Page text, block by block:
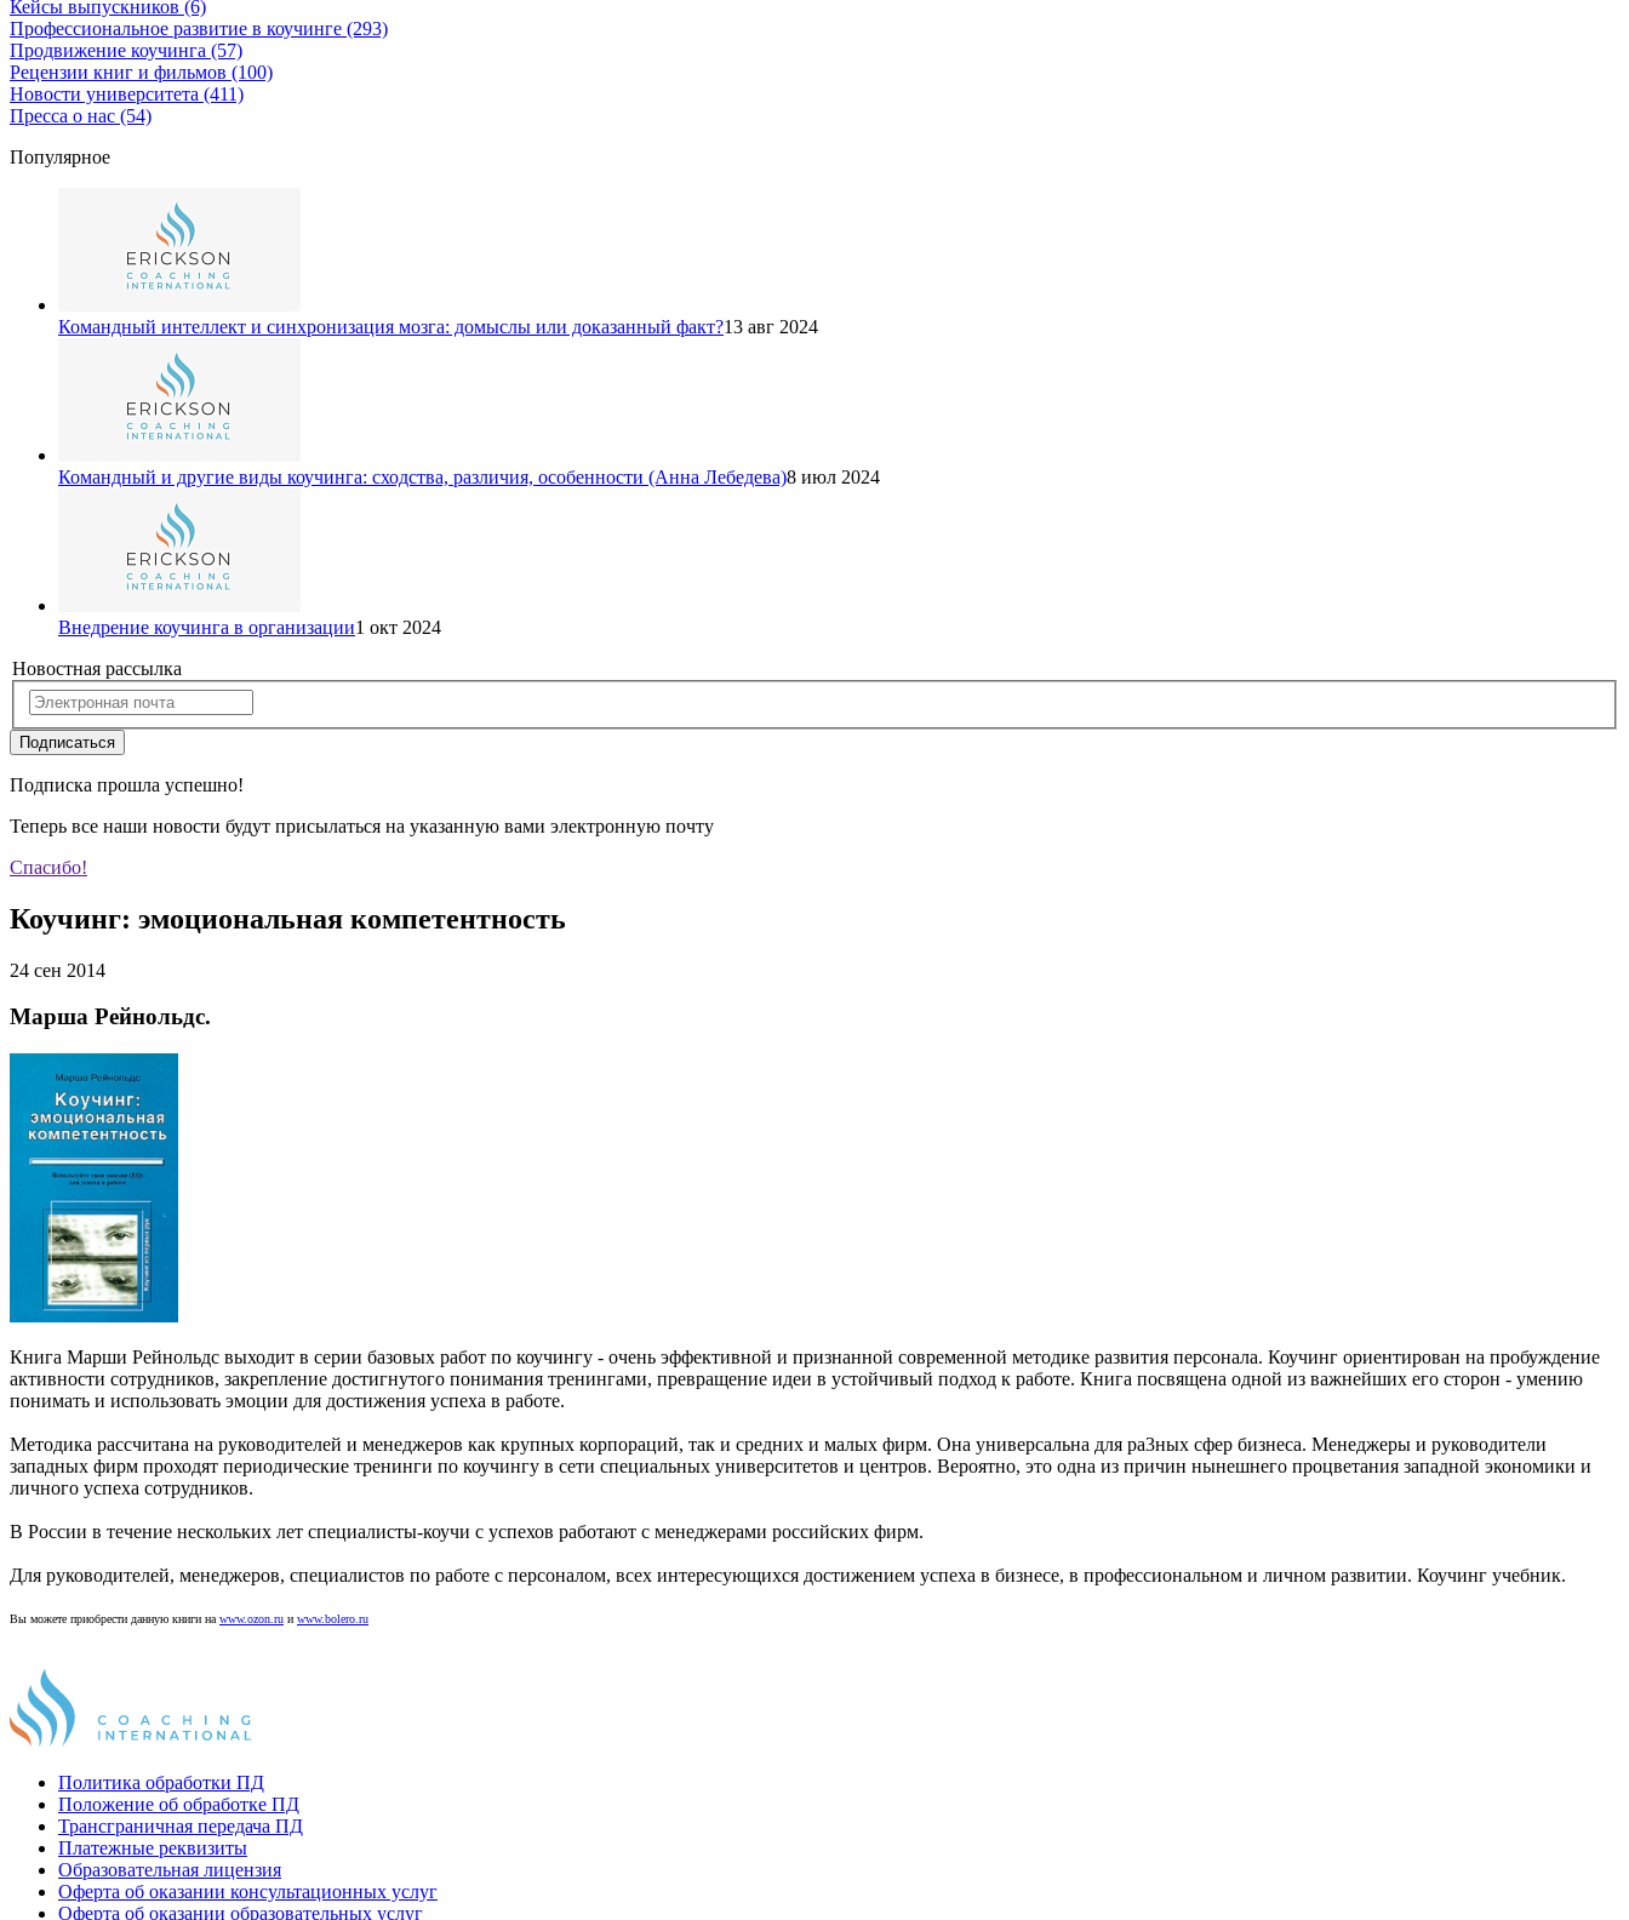
Кейсы выпускников (6)
Профессиональное развитие в коучинге (293)
Продвижение коучинга (57)
Рецензии книг и фильмов (100)
Новости университета (411)
Пресса о нас (54)
Популярное
Командный интеллект и синхронизация мозга: домыслы или доказанный факт?13 авг 2024
Командный и другие виды коучинга: сходства, различия, особенности (Анна Лебедева)8 июл 2024
Внедрение коучинга в организации1 окт 2024
Новостная рассылка
Подписаться
Подписка прошла успешно!
Теперь все наши новости будут присылаться на указанную вами электронную почту
Спасибо!
Коучинг: эмоциональная компетентность
24 сен 2014
Марша Рейнольдс.
Книга Марши Рейнольдс выходит в серии базовых работ по коучингу - очень эффективной и признанной современной методике развития персонала. Коучинг ориентирован на пробуждение
активности сотрудников, закрепление достигнутого понимания тренингами, превращение идеи в устойчивый подход к работе. Книга посвящена одной из важнейших его сторон - умению
понимать и использовать эмоции для достижения успеха в работе.
Методика рассчитана на руководителей и менеджеров как крупных корпораций, так и средних и малых фирм. Она универсальна для ра3ных сфер бизнеса. Менеджеры и руководители
западных фирм проходят периодические тренинги по коучингу в сети специальных университетов и центров. Вероятно, это одна из причин нынешнего процветания западной экономики и
личного успеха сотрудников.
В России в течение нескольких лет специалисты-коучи с успехов работают с менеджерами российских фирм.
Для руководителей, менеджеров, специалистов по работе с персоналом, всех интересующихся достижением успеха в бизнесе, в профессиональном и личном развитии. Коучинг учебник.
Вы можете приобрести данную книги на www.ozon.ru и www.bolero.ru
Политика обработки ПД
Положение об обработке ПД
Трансграничная передача ПД
Платежные реквизиты
Образовательная лицензия
Оферта об оказании консультационных услуг
Оферта об оказании образовательных услуг